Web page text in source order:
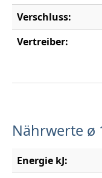
Verschluss:
Vertreiber:
Nährwerte ø
Energie kJ: